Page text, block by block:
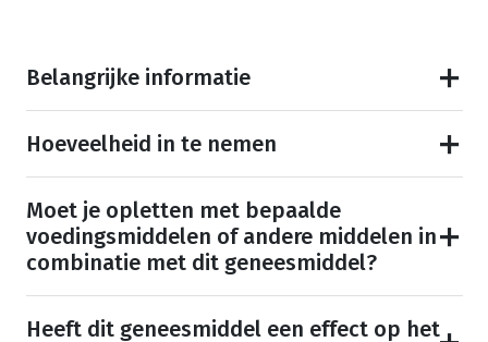
Belangrijke informatie
Hoeveelheid in te nemen
Moet je opletten met bepaalde
voedingsmiddelen of andere middelen in
combinatie met dit geneesmiddel?
Heeft dit geneesmiddel een effect op het